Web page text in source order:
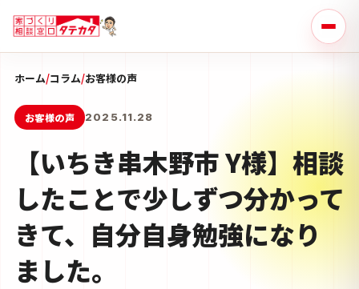
ホーム/コラム/お客様の声
お客様の声 2025.11.28
【いちき串木野市 Y様】相談
したことで少しずつ分かって
きて、自分自身勉強になり
ました。